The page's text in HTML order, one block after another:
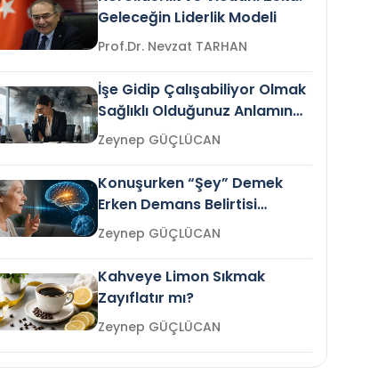
Geleceğin Liderlik Modeli
Prof.Dr. Nevzat TARHAN
İşe Gidip Çalışabiliyor Olmak
Sağlıklı Olduğunuz Anlamına
Gelir mi?Zeynep GÜÇLÜCAN
Konuşurken “Şey” Demek
Erken Demans Belirtisi
Olabilir mi?Zeynep GÜÇLÜCAN
Kahveye Limon Sıkmak
Zayıflatır mı?
Zeynep GÜÇLÜCAN